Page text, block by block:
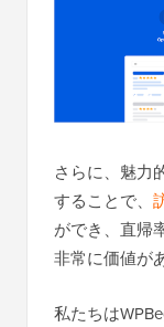
さらに、魅力
することで、
ができ、直帰
非常に価値が
私たちは